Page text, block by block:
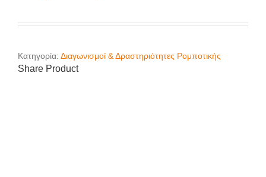
Κατηγορία: Διαγωνισμοί & Δραστηριότητες Ρομποτικής
Share Product